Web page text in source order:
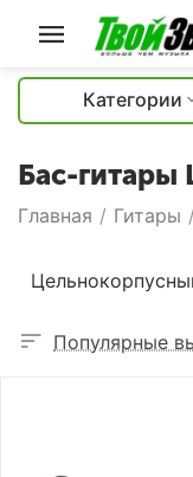
Категории
Бас-гитары
Главная / Гитары /
Популярные